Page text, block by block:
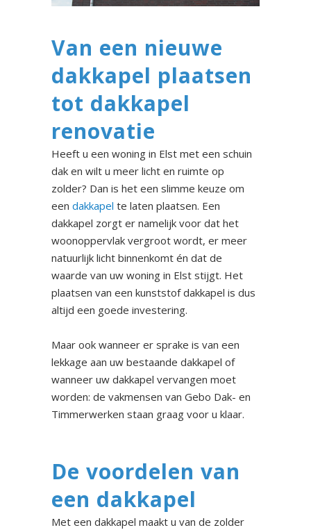
Van een nieuwe
dakkapel plaatsen
tot dakkapel
renovatie
Heeft u een woning in Elst met een schuin
dak en wilt u meer licht en ruimte op
zolder? Dan is het een slimme keuze om
een dakkapel te laten plaatsen. Een
dakkapel zorgt er namelijk voor dat het
woonoppervlak vergroot wordt, er meer
natuurlijk licht binnenkomt én dat de
waarde van uw woning in Elst stijgt. Het
plaatsen van een kunststof dakkapel is dus
altijd een goede investering.
Maar ook wanneer er sprake is van een
lekkage aan uw bestaande dakkapel of
wanneer uw dakkapel vervangen moet
worden: de vakmensen van Gebo Dak- en
Timmerwerken staan graag voor u klaar.
De voordelen van
een dakkapel
Met een dakkapel maakt u van de zolder